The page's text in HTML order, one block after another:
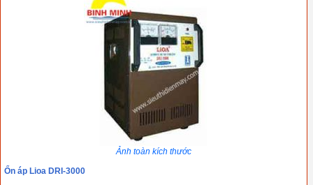
Ảnh toàn kích thước
Ổn áp Lioa DRI-3000